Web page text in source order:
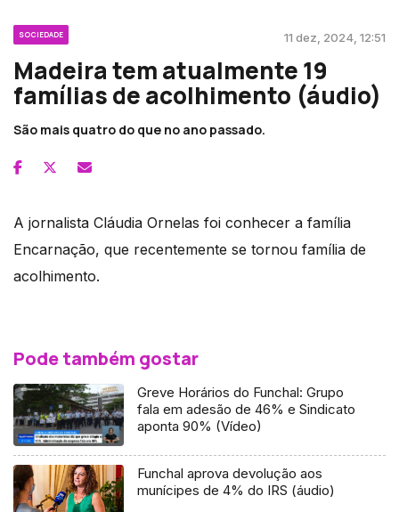
SOCIEDADE 11 dez, 2024, 12:51
Madeira tem atualmente 19
famílias de acolhimento (áudio)
São mais quatro do que no ano passado.
A jornalista Cláudia Ornelas foi conhecer a família
Encarnação, que recentemente se tornou família de
acolhimento.
Pode também gostar
Greve Horários do Funchal: Grupo
fala em adesão de 46% e Sindicato
aponta 90% (Vídeo)
Funchal aprova devolução aos
munícipes de 4% do IRS (áudio)